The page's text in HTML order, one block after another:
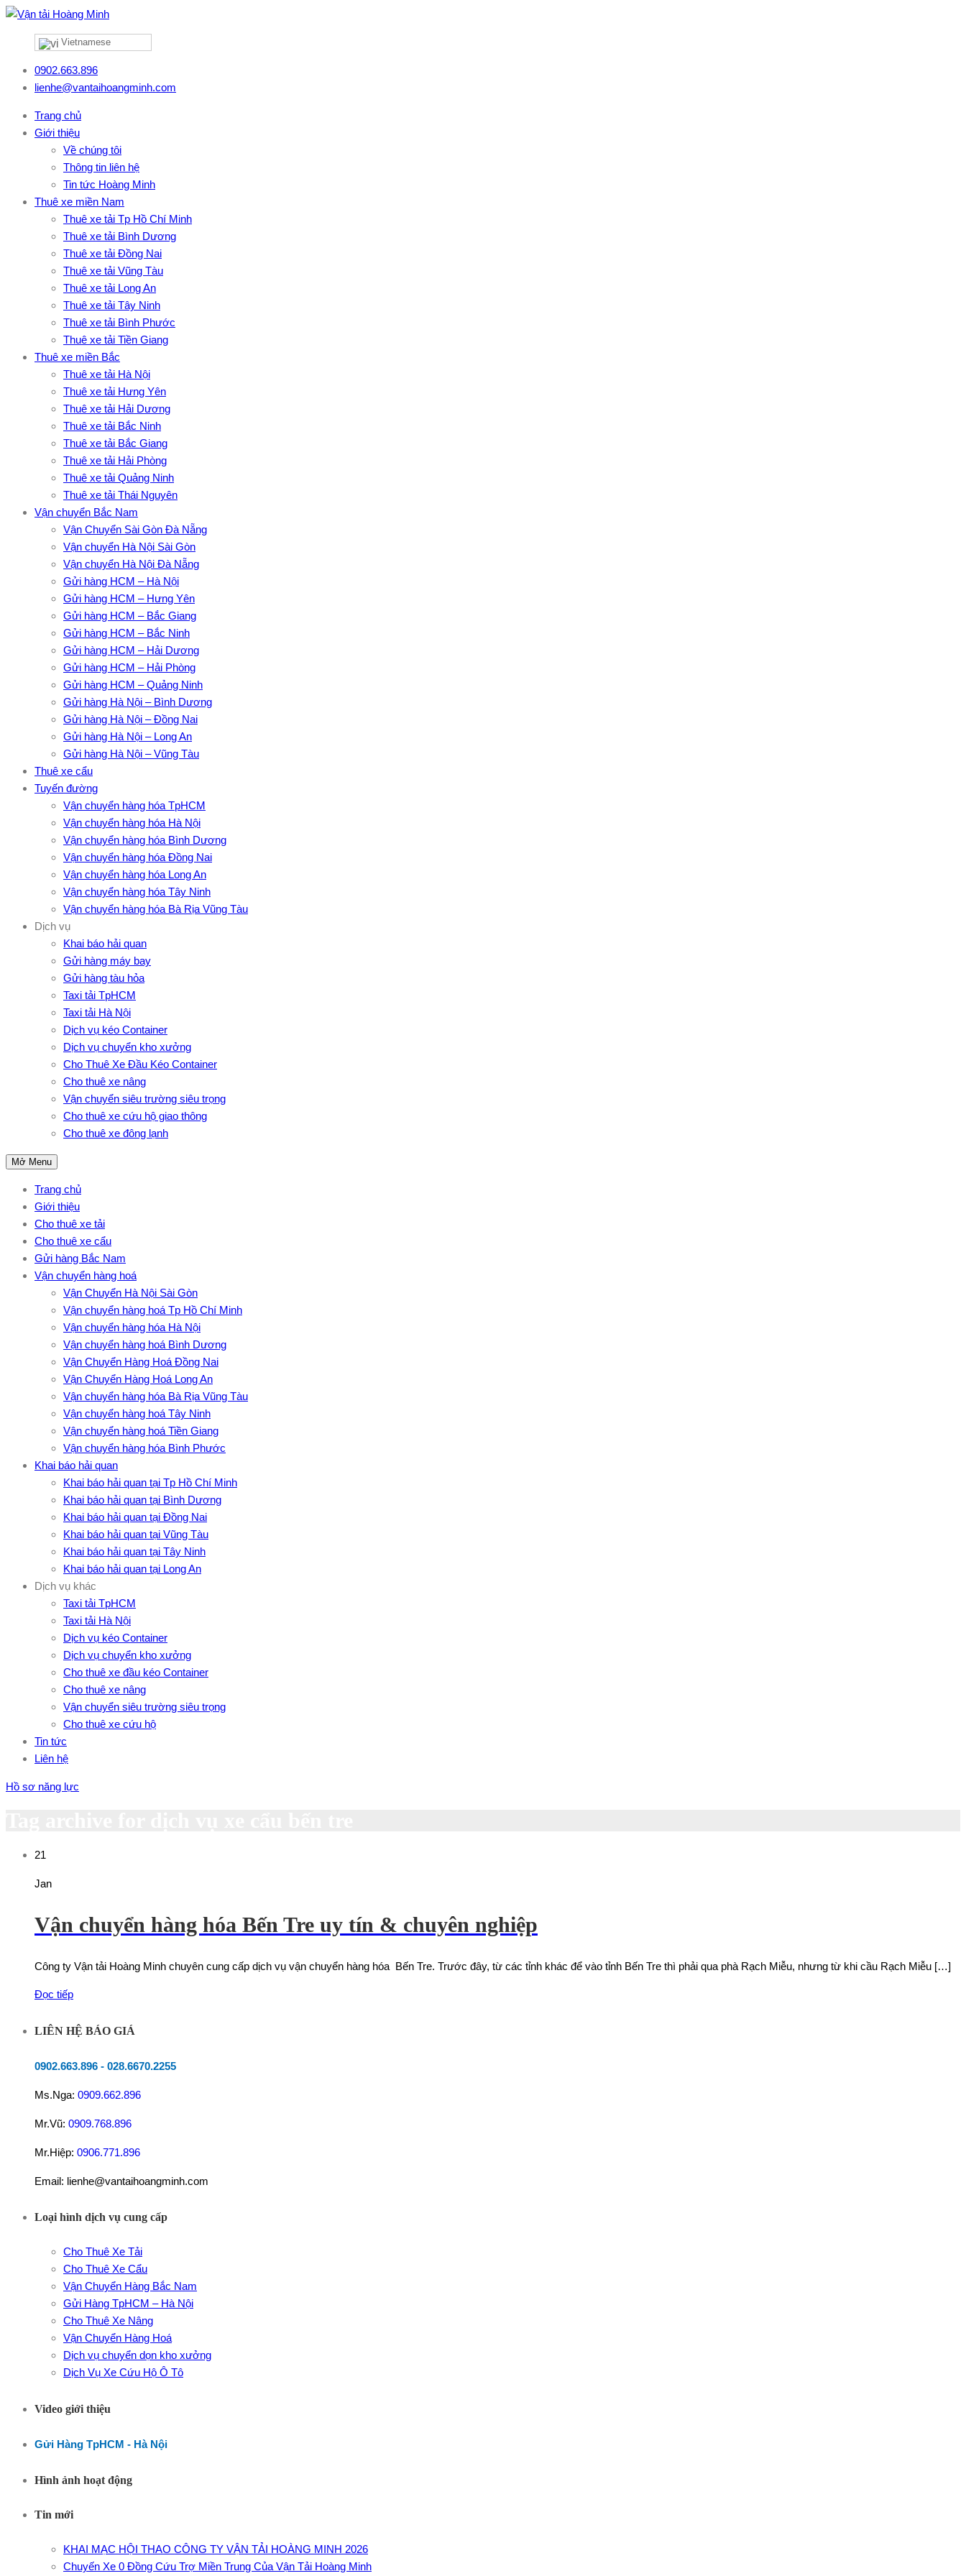
Vietnamese
0902.663.896
lienhe@vantaihoangminh.com
Trang chủ
Giới thiệu
Về chúng tôi
Thông tin liên hệ
Tin tức Hoàng Minh
Thuê xe miền Nam
Thuê xe tải Tp Hồ Chí Minh
Thuê xe tải Bình Dương
Thuê xe tải Đồng Nai
Thuê xe tải Vũng Tàu
Thuê xe tải Long An
Thuê xe tải Tây Ninh
Thuê xe tải Bình Phước
Thuê xe tải Tiền Giang
Thuê xe miền Bắc
Thuê xe tải Hà Nội
Thuê xe tải Hưng Yên
Thuê xe tải Hải Dương
Thuê xe tải Bắc Ninh
Thuê xe tải Bắc Giang
Thuê xe tải Hải Phòng
Thuê xe tải Quảng Ninh
Thuê xe tải Thái Nguyên
Vận chuyển Bắc Nam
Vận Chuyển Sài Gòn Đà Nẵng
Vận chuyển Hà Nội Sài Gòn
Vận chuyển Hà Nội Đà Nẵng
Gửi hàng HCM – Hà Nội
Gửi hàng HCM – Hưng Yên
Gửi hàng HCM – Bắc Giang
Gửi hàng HCM – Bắc Ninh
Gửi hàng HCM – Hải Dương
Gửi hàng HCM – Hải Phòng
Gửi hàng HCM – Quảng Ninh
Gửi hàng Hà Nội – Bình Dương
Gửi hàng Hà Nội – Đồng Nai
Gửi hàng Hà Nội – Long An
Gửi hàng Hà Nội – Vũng Tàu
Thuê xe cẩu
Tuyến đường
Vận chuyển hàng hóa TpHCM
Vận chuyển hàng hóa Hà Nội
Vận chuyển hàng hóa Bình Dương
Vận chuyển hàng hóa Đồng Nai
Vận chuyển hàng hóa Long An
Vận chuyển hàng hóa Tây Ninh
Vận chuyển hàng hóa Bà Rịa Vũng Tàu
Dịch vụ
Khai báo hải quan
Gửi hàng máy bay
Gửi hàng tàu hỏa
Taxi tải TpHCM
Taxi tải Hà Nội
Dịch vụ kéo Container
Dịch vụ chuyển kho xưởng
Cho Thuê Xe Đầu Kéo Container
Cho thuê xe nâng
Vận chuyển siêu trường siêu trọng
Cho thuê xe cứu hộ giao thông
Cho thuê xe đông lạnh
Mở Menu
Trang chủ
Giới thiệu
Cho thuê xe tải
Cho thuê xe cẩu
Gửi hàng Bắc Nam
Vận chuyển hàng hoá
Vận Chuyển Hà Nội Sài Gòn
Vận chuyển hàng hoá Tp Hồ Chí Minh
Vận chuyển hàng hóa Hà Nội
Vận chuyển hàng hoá Bình Dương
Vận Chuyển Hàng Hoá Đồng Nai
Vận Chuyển Hàng Hoá Long An
Vận chuyển hàng hóa Bà Rịa Vũng Tàu
Vận chuyển hàng hoá Tây Ninh
Vận chuyển hàng hoá Tiền Giang
Vận chuyển hàng hóa Bình Phước
Khai báo hải quan
Khai báo hải quan tại Tp Hồ Chí Minh
Khai báo hải quan tại Bình Dương
Khai báo hải quan tại Đồng Nai
Khai báo hải quan tại Vũng Tàu
Khai báo hải quan tại Tây Ninh
Khai báo hải quan tại Long An
Dịch vụ khác
Taxi tải TpHCM
Taxi tải Hà Nội
Dịch vụ kéo Container
Dịch vụ chuyển kho xưởng
Cho thuê xe đầu kéo Container
Cho thuê xe nâng
Vận chuyển siêu trường siêu trọng
Cho thuê xe cứu hộ
Tin tức
Liên hệ
Hồ sơ năng lực
21
Jan
Vận chuyển hàng hóa Bến Tre uy tín & chuyên nghiệp
Công ty Vận tải Hoàng Minh chuyên cung cấp dịch vụ vận chuyển hàng hóa Bến Tre. Trước đây, từ các tỉnh khác để vào tỉnh Bến Tre thì phải qua phà Rạch Miễu, nhưng từ khi cầu Rạch Miễu […]
Đọc tiếp
LIÊN HỆ BÁO GIÁ
0902.663.896 - 028.6670.2255
Ms.Nga: 0909.662.896
Mr.Vũ: 0909.768.896
Mr.Hiệp: 0906.771.896
Email: lienhe@vantaihoangminh.com
Loại hình dịch vụ cung cấp
Cho Thuê Xe Tải
Cho Thuê Xe Cẩu
Vận Chuyển Hàng Bắc Nam
Gửi Hàng TpHCM – Hà Nội
Cho Thuê Xe Nâng
Vận Chuyển Hàng Hoá
Dịch vụ chuyển dọn kho xưởng
Dịch Vụ Xe Cứu Hộ Ô Tô
Video giới thiệu
Gửi Hàng TpHCM - Hà Nội
Hình ảnh hoạt động
Tin mới
KHAI MẠC HỘI THAO CÔNG TY VẬN TẢI HOÀNG MINH 2026
Chuyến Xe 0 Đồng Cứu Trợ Miền Trung Của Vận Tải Hoàng Minh